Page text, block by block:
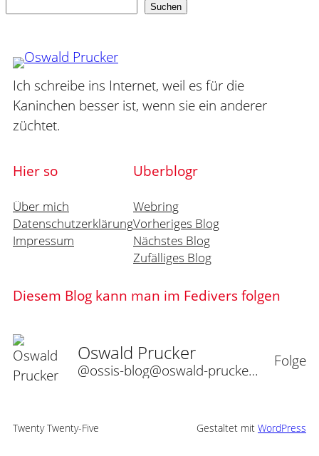
Suchen
Ich schreibe ins Internet, weil es für die
Kaninchen besser ist, wenn sie ein anderer
züchtet.
Hier so
Über mich
Datenschutzerklärung
Impressum
Uberblogr
Webring
Vorheriges Blog
Nächstes Blog
Zufälliges Blog
Diesem Blog kann man im Fedivers folgen
Oswald Prucker
@ossis-blog@oswald-prucker.de
Folge
Twenty Twenty-Five Gestaltet mit WordPress